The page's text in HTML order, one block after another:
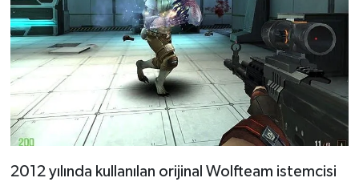
2012 yılında kullanılan orijinal Wolfteam istemcisi